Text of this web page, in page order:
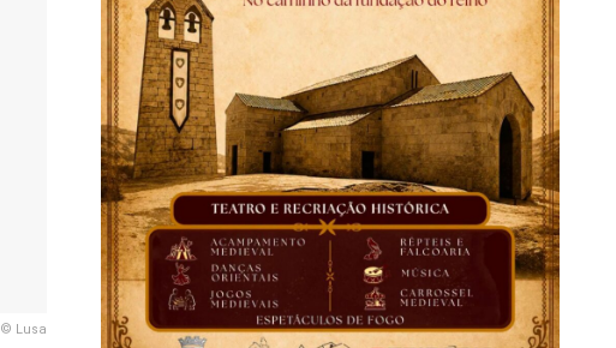
© Lusa